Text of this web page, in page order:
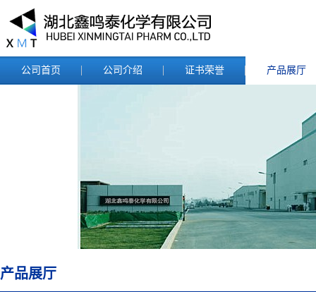
公司首页 公司介绍 证书荣誉 产品展厅
产品展厅